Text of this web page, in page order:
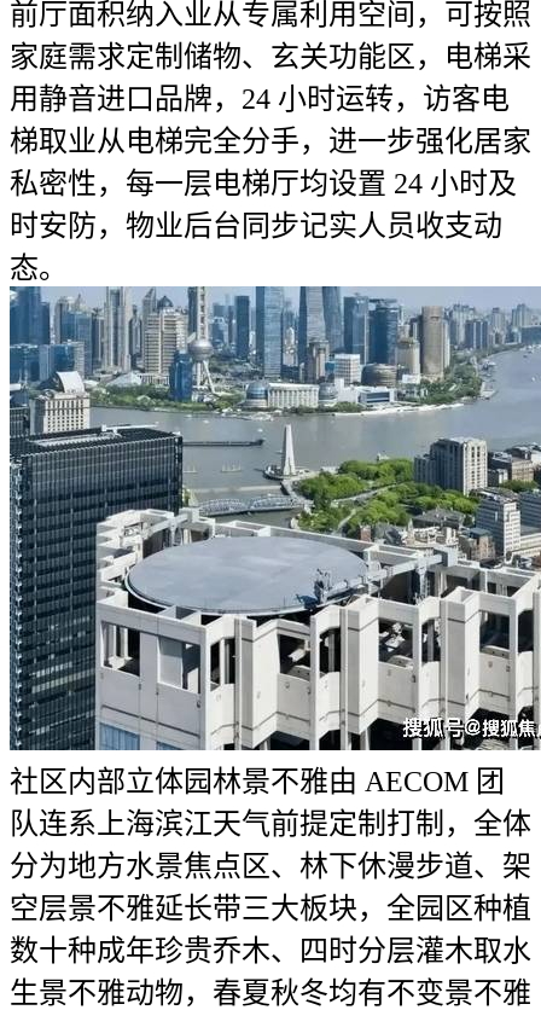
前厅面积纳入业从专属利用空间，可按照
家庭需求定制储物、玄关功能区，电梯采
用静音进口品牌，24 小时运转，访客电
梯取业从电梯完全分手，进一步强化居家
私密性，每一层电梯厅均设置 24 小时及
时安防，物业后台同步记实人员收支动
态。
社区内部立体园林景不雅由 AECOM 团
队连系上海滨江天气前提定制打制，全体
分为地方水景焦点区、林下休漫步道、架
空层景不雅延长带三大板块，全园区种植
数十种成年珍贵乔木、四时分层灌木取水
生景不雅动物，春夏秋冬均有不变景不雅